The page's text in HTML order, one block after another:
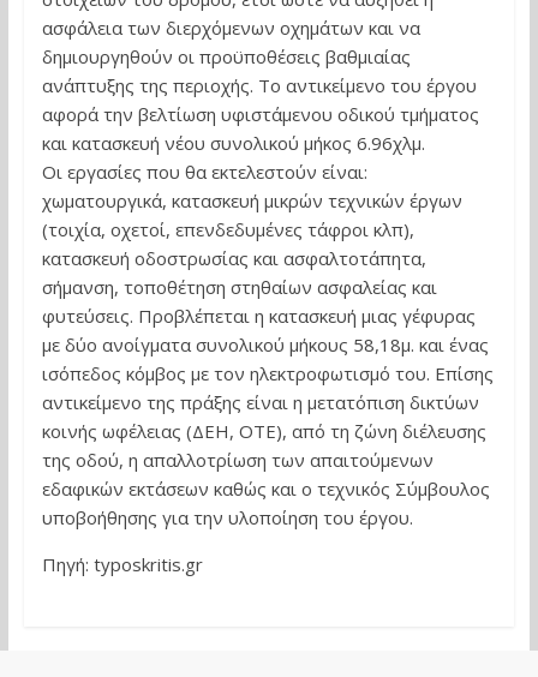
ασφάλεια των διερχόμενων οχημάτων και να
δημιουργηθούν οι προϋποθέσεις βαθμιαίας
ανάπτυξης της περιοχής. Το αντικείμενο του έργου
αφορά την βελτίωση υφιστάμενου οδικού τμήματος
και κατασκευή νέου συνολικού μήκος 6.96χλμ.
Οι εργασίες που θα εκτελεστούν είναι:
χωματουργικά, κατασκευή μικρών τεχνικών έργων
(τοιχία, οχετοί, επενδεδυμένες τάφροι κλπ),
κατασκευή οδοστρωσίας και ασφαλτοτάπητα,
σήμανση, τοποθέτηση στηθαίων ασφαλείας και
φυτεύσεις. Προβλέπεται η κατασκευή μιας γέφυρας
με δύο ανοίγματα συνολικού μήκους 58,18μ. και ένας
ισόπεδος κόμβος με τον ηλεκτροφωτισμό του. Επίσης
αντικείμενο της πράξης είναι η μετατόπιση δικτύων
κοινής ωφέλειας (ΔΕΗ, ΟΤΕ), από τη ζώνη διέλευσης
της οδού, η απαλλοτρίωση των απαιτούμενων
εδαφικών εκτάσεων καθώς και ο τεχνικός Σύμβουλος
υποβοήθησης για την υλοποίηση του έργου.
Πηγή: typoskritis.gr